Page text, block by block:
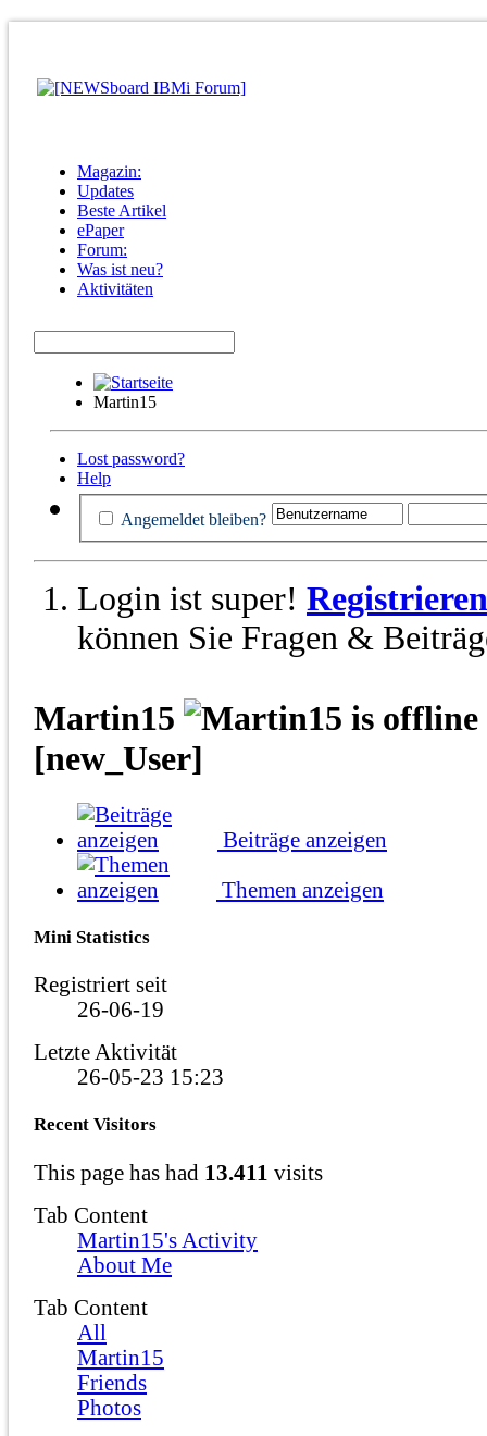
Magazin:
Updates
Beste Artikel
ePaper
Forum:
Was ist neu?
Aktivitäten
Martin15
Lost password?
Help
Angemeldet bleiben?
Login ist super! Registrieren
können Sie Fragen &
Martin15
[new_User]
Beiträge anzeigen
Themen anzeigen
Mini Statistics
Registriert seit
26-06-19
Letzte Aktivität
26-05-23 15:23
Recent Visitors
This page has had 13.411 visits
Tab Content
Martin15's Activity
About Me
Tab Content
All
Martin15
Friends
Photos